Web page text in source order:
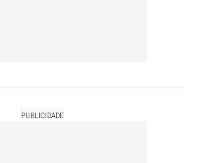
PUBLICIDADE